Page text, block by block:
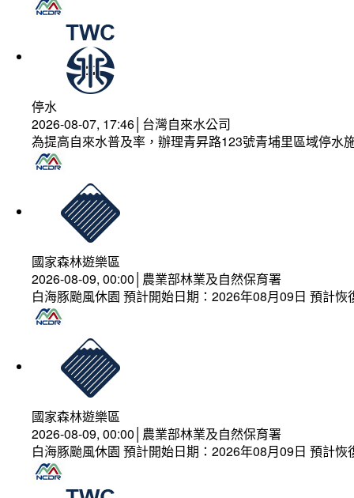
停水
2026-08-07, 17:46│台灣自來水公司
為提高自來水普及率，辦理青昇路123號青埔里區域停水
國家森林遊樂區
2026-08-09, 00:00│農業部林業及自然保育署
白海豚颱風休園 預計開始日期：2026年08月09日 預計
國家森林遊樂區
2026-08-09, 00:00│農業部林業及自然保育署
白海豚颱風休園 預計開始日期：2026年08月09日 預計